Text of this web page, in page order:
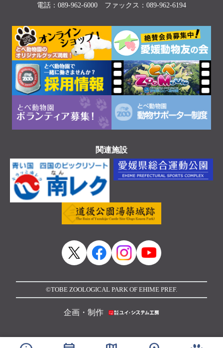
電話：089-962-6000 ファックス：089-962-6194
関連施設
©TOBE ZOOLOGICAL PARK OF EHIME PREF.
企画・制作